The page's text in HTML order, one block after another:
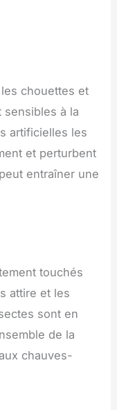
chouettes et
sensibles à la
artificielles les
et perturbent
entraîner une
touchés
attire et les
sont en
de la
chauves-